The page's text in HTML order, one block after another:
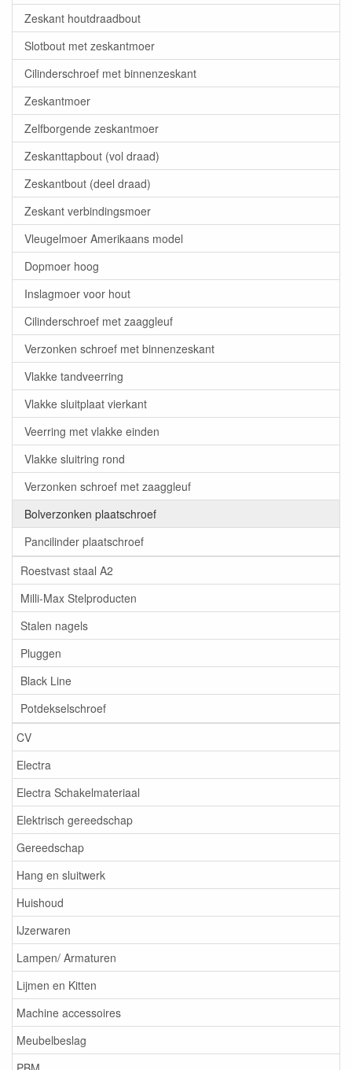
Zeskant houtdraadbout
Slotbout met zeskantmoer
Cilinderschroef met binnenzeskant
Zeskantmoer
Zelfborgende zeskantmoer
Zeskanttapbout (vol draad)
Zeskantbout (deel draad)
Zeskant verbindingsmoer
Vleugelmoer Amerikaans model
Dopmoer hoog
Inslagmoer voor hout
Cilinderschroef met zaaggleuf
Verzonken schroef met binnenzeskant
Vlakke tandveerring
Vlakke sluitplaat vierkant
Veerring met vlakke einden
Vlakke sluitring rond
Verzonken schroef met zaaggleuf
Bolverzonken plaatschroef
Pancilinder plaatschroef
Roestvast staal A2
Milli-Max Stelproducten
Stalen nagels
Pluggen
Black Line
Potdekselschroef
CV
Electra
Electra Schakelmateriaal
Elektrisch gereedschap
Gereedschap
Hang en sluitwerk
Huishoud
IJzerwaren
Lampen/ Armaturen
Lijmen en Kitten
Machine accessoires
Meubelbeslag